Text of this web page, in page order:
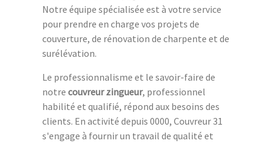
Notre équipe spécialisée est à votre service
pour prendre en charge vos projets de
couverture, de rénovation de charpente et de
surélévation.
Le professionnalisme et le savoir-faire de
notre couvreur zingueur, professionnel
habilité et qualifié, répond aux besoins des
clients. En activité depuis 0000, Couvreur 31
s'engage à fournir un travail de qualité et